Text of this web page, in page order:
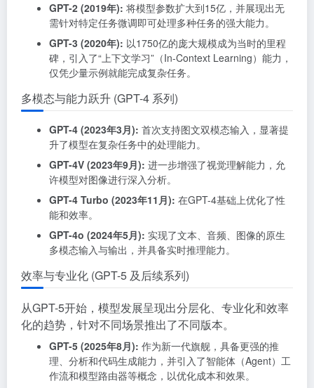
GPT-2 (2019年): 将模型参数扩大到15亿，并展现出无
需针对特定任务微调即可处理多种任务的强大能力。
GPT-3 (2020年): 以1750亿的庞大规模成为当时的里程
碑，引入了“上下文学习”（In-Context Learning）能力，
仅凭少量示例就能完成复杂任务。
多模态与能力跃升 (GPT-4 系列)
GPT-4 (2023年3月): 首次支持图文双模态输入，显著提
升了模型在复杂任务中的处理能力。
GPT-4V (2023年9月): 进一步增强了视觉理解能力，允
许模型对图像进行深入分析。
GPT-4 Turbo (2023年11月): 在GPT-4基础上优化了性
能和效率。
GPT-4o (2024年5月): 实现了文本、音频、图像的原生
多模态输入与输出，并具备实时推理能力。
效率与专业化 (GPT-5 及后续系列)
从GPT-5开始，模型发展呈现出分层化、专业化和效率
化的趋势，针对不同场景推出了不同版本。
GPT-5 (2025年8月): 作为新一代旗舰，具备更强的推
理、分析和代码生成能力，并引入了智能体（Agent）工
作流和模型路由器等概念，以优化成本和效果。